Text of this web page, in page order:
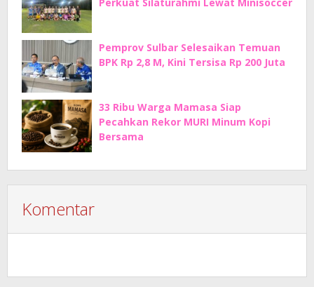
Perkuat Silaturahmi Lewat Minisoccer
Pemprov Sulbar Selesaikan Temuan
BPK Rp 2,8 M, Kini Tersisa Rp 200 Juta
33 Ribu Warga Mamasa Siap
Pecahkan Rekor MURI Minum Kopi
Bersama
Komentar